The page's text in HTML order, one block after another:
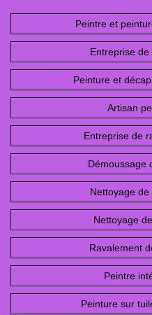
Peintre et
Entreprise
Peinture et
Artisan
Entreprise de
Démoussage
Nettoyage
Nettoyage
Ravalement
Peintre
Peinture sur